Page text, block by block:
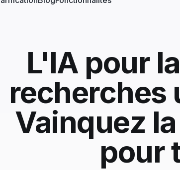
L'IA pour
recherches
Vainquez
pour